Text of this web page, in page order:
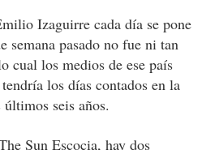
Izaguirre cada día se pone
semana pasado no fue ni tan
cual los medios de ese país
los días contados en la
seis años.
Sun Escocia, hay dos